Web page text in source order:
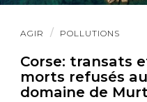
AGIR POLLUTIONS
Corse: transats
morts refusés
domaine de
Lire